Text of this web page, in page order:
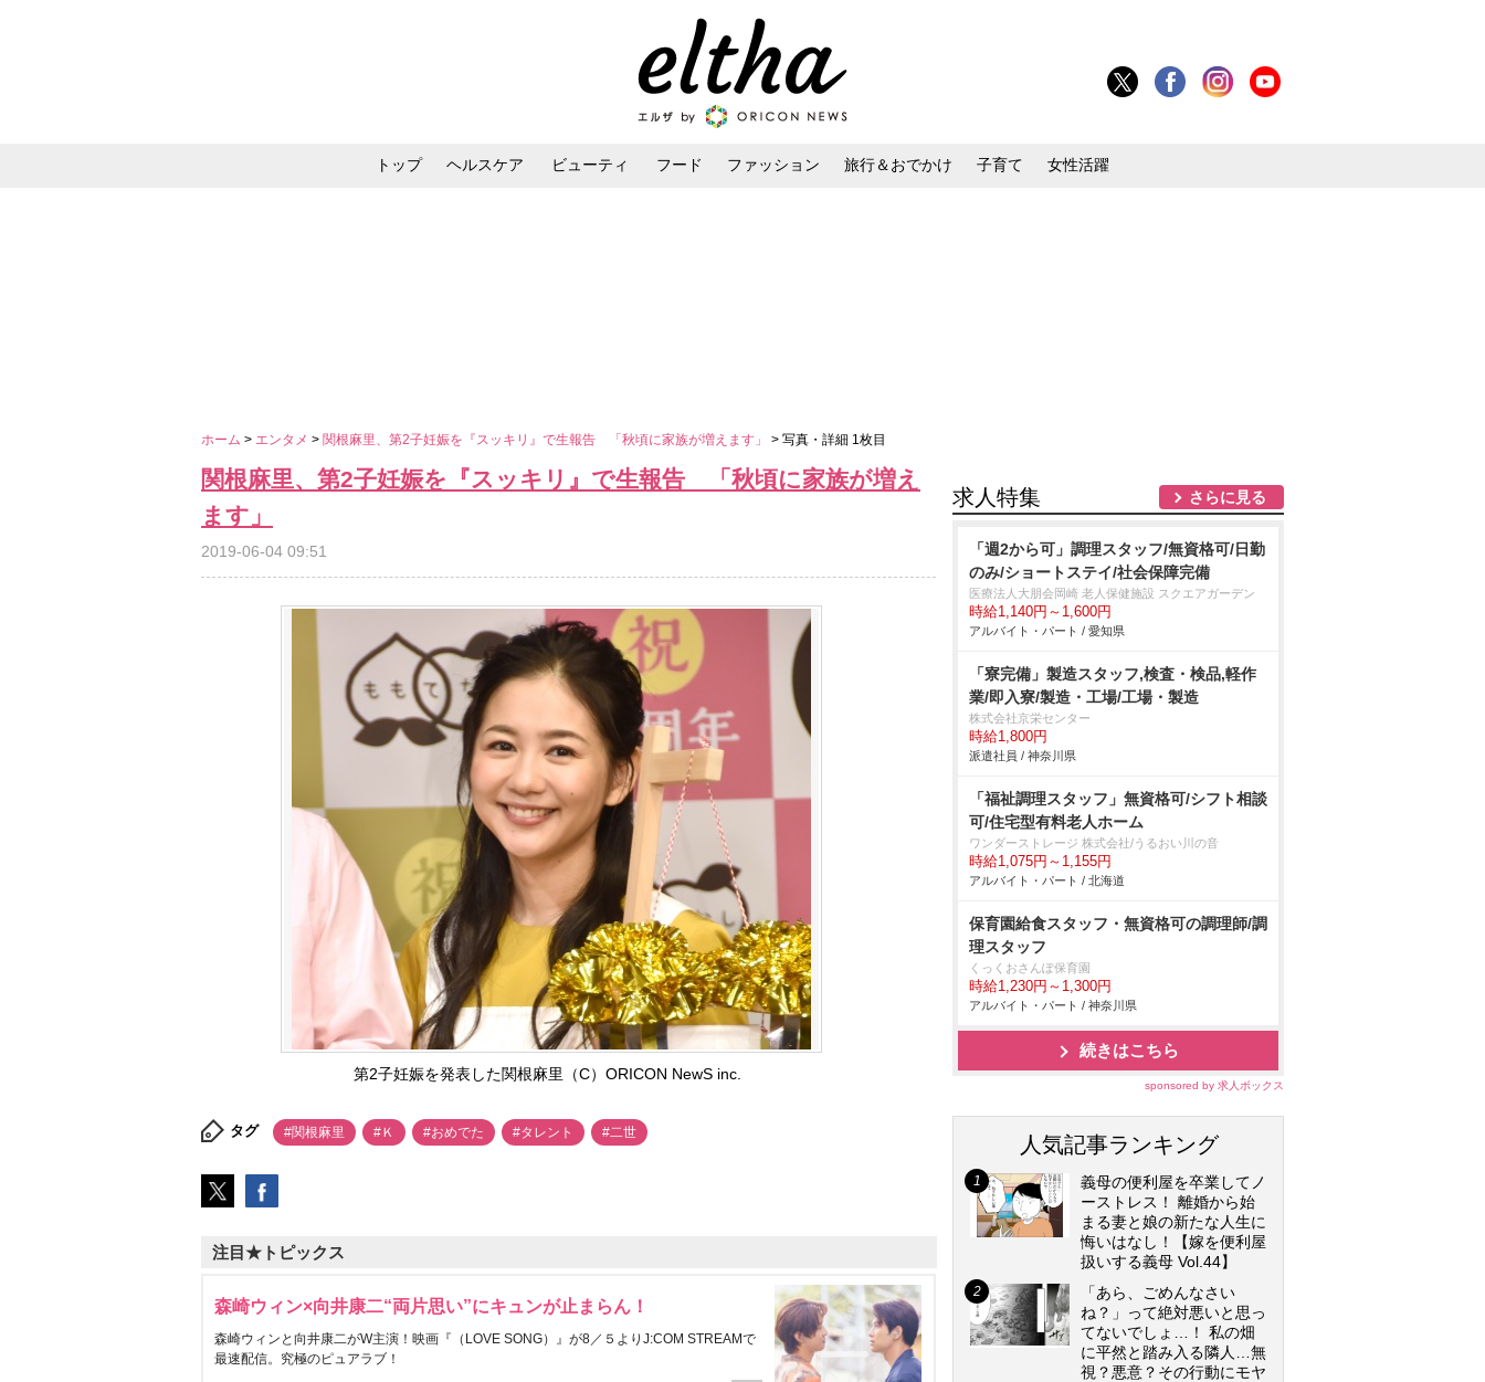
トップ ヘルスケア ビューティ フード ファッション 旅行＆おでかけ 子育て 女性活躍
ホーム > エンタメ > 関根麻里、第2子妊娠を『スッキリ』で生報告 「秋頃に家族が増えます」 > 写真・詳細 1枚目
関根麻里、第2子妊娠を『スッキリ』で生報告 「秋頃に家族が増え
ます」
2019-06-04 09:51
第2子妊娠を発表した関根麻里（C）ORICON NewS inc.
タグ #関根麻里 #Ｋ #おめでた #タレント #二世
注目★トピックス
森崎ウィン×向井康二“両片思い”にキュンが止まらん！
森崎ウィンと向井康二がW主演！映画『（LOVE SONG）』が8／５よりJ:COM STREAMで
最速配信。究極のピュアラブ！
求人特集 さらに見る
「週2から可」調理スタッフ/無資格可/日勤
のみ/ショートステイ/社会保障完備
医療法人大朋会岡崎 老人保健施設 スクエアガーデン
時給1,140円～1,600円
アルバイト・パート / 愛知県
「寮完備」製造スタッフ,検査・検品,軽作
業/即入寮/製造・工場/工場・製造
株式会社京栄センター
時給1,800円
派遣社員 / 神奈川県
「福祉調理スタッフ」無資格可/シフト相談
可/住宅型有料老人ホーム
ワンダーストレージ 株式会社/うるおい川の音
時給1,075円～1,155円
アルバイト・パート / 北海道
保育園給食スタッフ・無資格可の調理師/調
理スタッフ
くっくおさんぽ保育園
時給1,230円～1,300円
アルバイト・パート / 神奈川県
続きはこちら
sponsored by 求人ボックス
人気記事ランキング
義母の便利屋を卒業してノ
ーストレス！ 離婚から始
まる妻と娘の新たな人生に
悔いはなし！【嫁を便利屋
扱いする義母 Vol.44】
「あら、ごめんなさい
ね？」って絶対悪いと思っ
てないでしょ…！ 私の畑
に平然と踏み入る隣人…無
視？悪意？その行動にモヤ